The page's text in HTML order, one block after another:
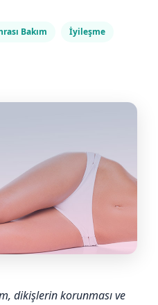
Bakım
İyileşme
dikişlerin korunması ve